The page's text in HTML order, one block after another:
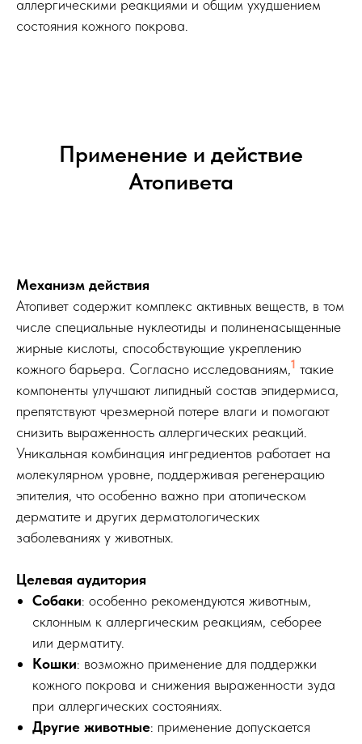
аллергическими реакциями и общим ухудшением
состояния кожного покрова.
Применение и действие
Атопивета
Механизм действия
Атопивет содержит комплекс активных веществ, в том
числе специальные нуклеотиды и полиненасыщенные
жирные кислоты, способствующие укреплению
кожного барьера. Согласно исследованиям,1 такие
компоненты улучшают липидный состав эпидермиса,
препятствуют чрезмерной потере влаги и помогают
снизить выраженность аллергических реакций.
Уникальная комбинация ингредиентов работает на
молекулярном уровне, поддерживая регенерацию
эпителия, что особенно важно при атопическом
дерматите и других дерматологических
заболеваниях у животных.
Целевая аудитория
Собаки: особенно рекомендуются животным,
склонным к аллергическим реакциям, себорее
или дерматиту.
Кошки: возможно применение для поддержки
кожного покрова и снижения выраженности зуда
при аллергических состояниях.
Другие животные: применение допускается